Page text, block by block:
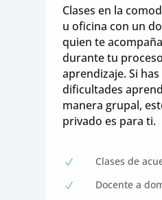
Clases en la
u oficina con un
quien te
durante tu
aprendizaje. Si
dificultades
manera grupal,
privado es para ti.
N Clases de
N Docente a